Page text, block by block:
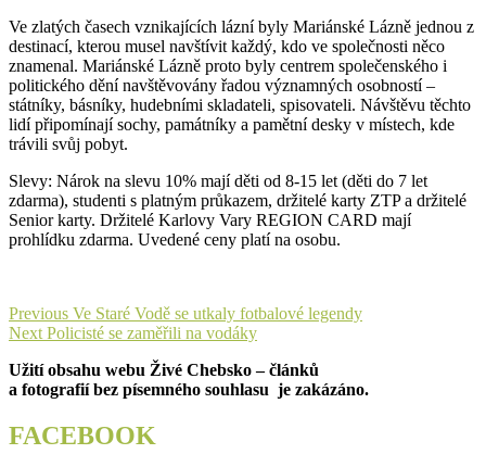
Ve zlatých časech vznikajících lázní byly Mariánské Lázně jednou z
destinací, kterou musel navštívit každý, kdo ve společnosti něco
znamenal. Mariánské Lázně proto byly centrem společenského i
politického dění navštěvovány řadou významných osobností –
státníky, básníky, hudebními skladateli, spisovateli. Návštěvu těchto
lidí připomínají sochy, památníky a pamětní desky v místech, kde
trávili svůj pobyt.
Slevy: Nárok na slevu 10% mají děti od 8-15 let (děti do 7 let
zdarma), studenti s platným průkazem, držitelé karty ZTP a držitelé
Senior karty. Držitelé Karlovy Vary REGION CARD mají
prohlídku zdarma. Uvedené ceny platí na osobu.
Navigace
pro
příspěvek
Previous Previous
post:
Ve Staré Vodě se utkaly fotbalové legendy
Next Next
Policisté se zaměřili na vodáky
Užití obsahu webu Živé Chebsko – článků
a fotografií bez písemného souhlasu je zakázáno.
FACEBOOK